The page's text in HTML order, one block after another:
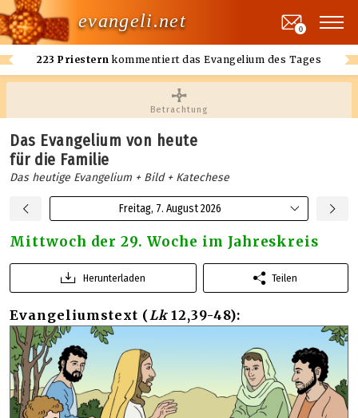
evangeli.net
223 Priestern kommentiert das Evangelium des Tages
0
Betrachtung
Das Evangelium von heute
für die Familie
Das heutige Evangelium + Bild + Katechese
Freitag, 7. August 2026
Mittwoch der 29. Woche im Jahreskreis
Herunterladen Teilen
Evangeliumstext (Lk12,39-48):